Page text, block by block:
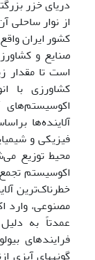
از نوار ساحلی
صنایع و
است تا مقدار
کشاورزی با
آلاینده‌ها
فیزیکی و
محیط توزیع
خطرناک‌ترین
عمدتاً به
فرایندهای
گونه­های آبزی